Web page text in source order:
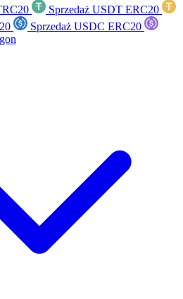
Sprzedaż USDT ERC20
Sprzedaż USDC ERC20